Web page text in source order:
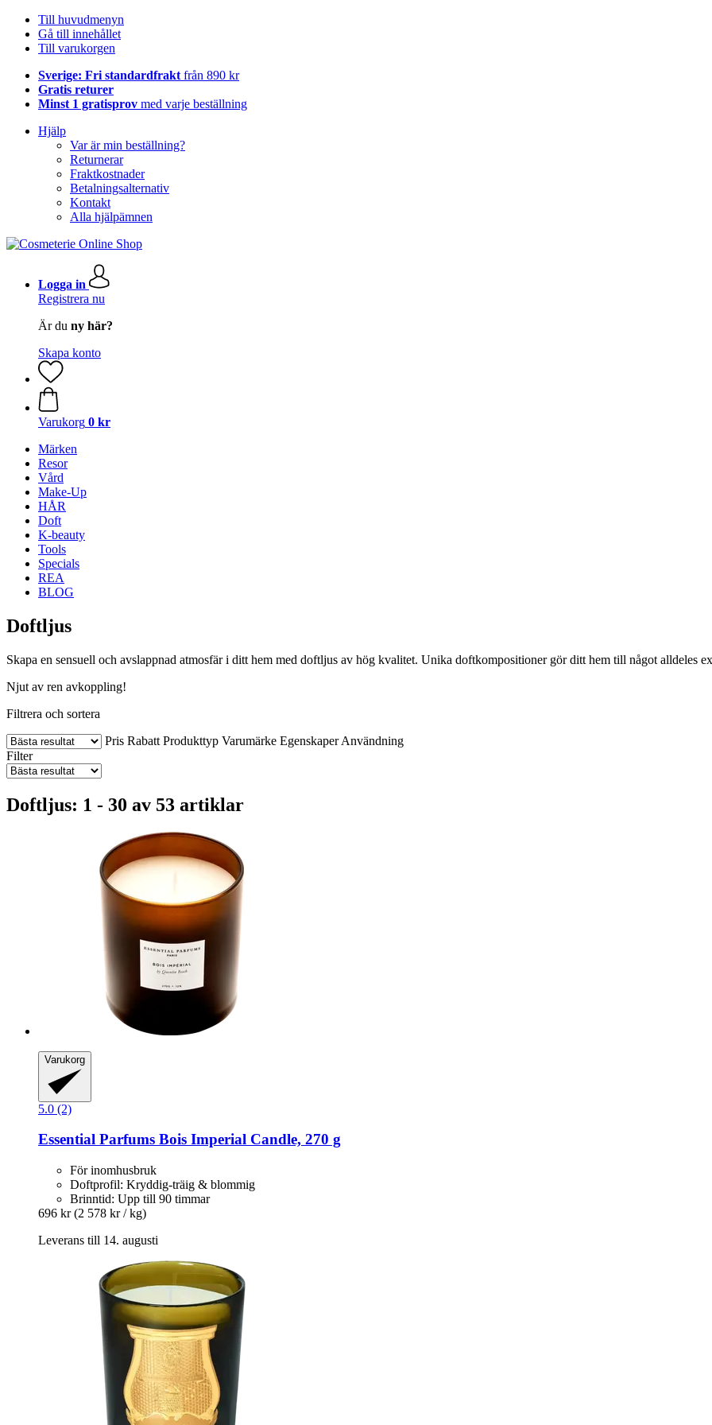
Till huvudmenyn
Gå till innehållet
Till varukorgen
Sverige: Fri standardfrakt från 890 kr
Gratis returer
Minst 1 gratisprov med varje beställning
Hjälp
Var är min beställning?
Returnerar
Fraktkostnader
Betalningsalternativ
Kontakt
Alla hjälpämnen
Logga in
Registrera nu
Är du ny här?
Skapa konto
Varukorg 0 kr
Märken
Resor
Vård
Make-Up
HÅR
Doft
K-beauty
Tools
Specials
REA
BLOG
Doftljus
Skapa en sensuell och avslappnad atmosfär i ditt hem med doftljus av hög kvalitet. Unika doftkompositioner gör ditt hem till något alldeles
Njut av ren avkoppling!
Filtrera och sortera
Pris Rabatt Produkttyp Varumärke Egenskaper Användning
Filter
Doftljus: 1 - 30 av 53 artiklar
Varukorg
5.0 (2)
Essential Parfums Bois Imperial Candle, 270 g
För inomhusbruk
Doftprofil: Kryddig-träig & blommig
Brinntid: Upp till 90 timmar
696 kr (2 578 kr / kg)
Leverans till 14. augusti